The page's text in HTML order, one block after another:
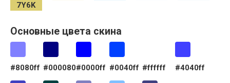
Основные цвета скина
#8080ff #000080#0000ff #0040ff #ffffff #4040ff